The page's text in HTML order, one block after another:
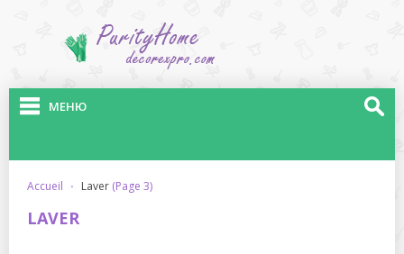
МЕНЮ
accueil · laver (Page 3)
LAVER